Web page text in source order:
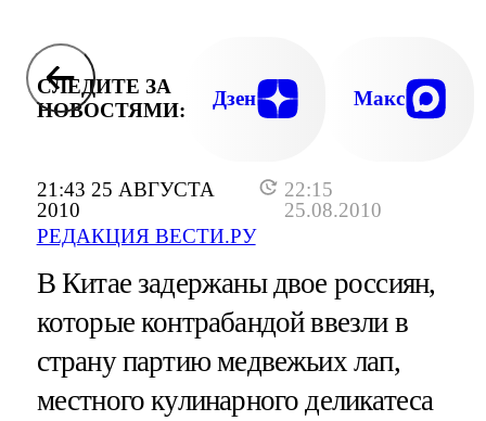
21:43 25 АВГУСТА
2010
22:15
25.08.2010
РЕДАКЦИЯ ВЕСТИ.РУ
СЛЕДИТЕ ЗА
НОВОСТЯМИ:
Дзен Макс
В Китае задержаны двое россиян,
которые контрабандой ввезли в
страну партию медвежьих лап,
местного кулинарного деликатеса